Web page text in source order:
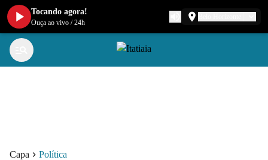
Capa Política
Tocando agora!
Ouça ao vivo /24h